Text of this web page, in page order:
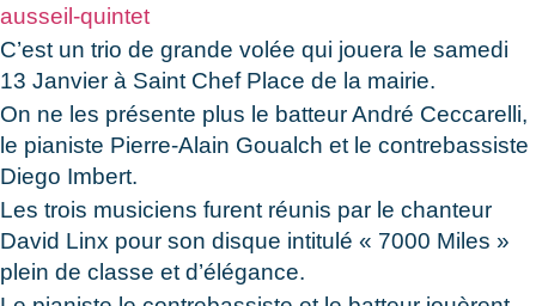
ausseil-quintet
C’est un trio de grande volée qui jouera le samedi
13 Janvier à Saint Chef Place de la mairie.
On ne les présente plus le batteur André Ceccarelli,
le pianiste Pierre-Alain Goualch et le contrebassiste
Diego Imbert.
Les trois musiciens furent réunis par le chanteur
David Linx pour son disque intitulé « 7000 Miles »
plein de classe et d’élégance.